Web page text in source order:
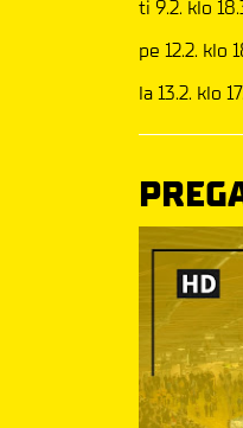
ti 9.2. klo
pe 12.2. klo
la 13.2. klo